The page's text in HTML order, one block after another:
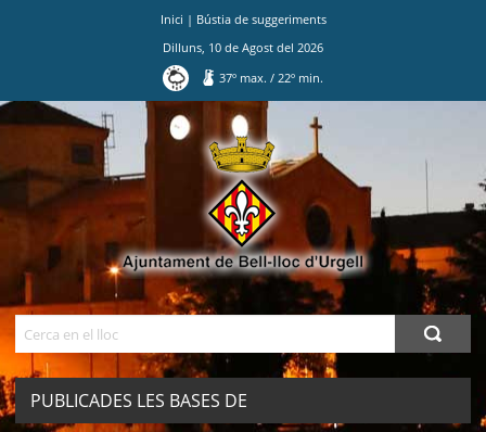
Inici | Bústia de suggeriments
Dilluns 10 de Agost del 2026
37º max./ 22º min.
PUBLICADES LES BASES DE